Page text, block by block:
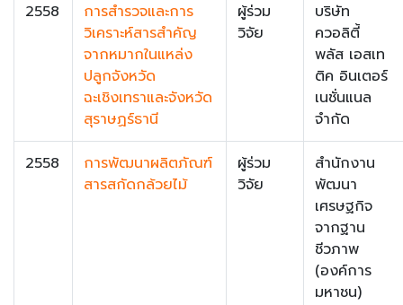
2558
การสำรวจและการ
วิเคราะห์สารสำคัญ
จากหมากในแหล่ง
ปลูกจังหวัด
ฉะเชิงเทราและจังหวัด
สุราษฏร์ธานี
ผู้ร่วม
วิจัย
บริษัท
ควอลิตี้
พลัส เอสเท
ติค อินเตอร์
เนชั่นแนล
จำกัด
2558
การพัฒนาผลิตภัณฑ์
สารสกัดกล้วยไม้
ผู้ร่วม
วิจัย
สำนักงาน
พัฒนา
เศรษฐกิจ
จากฐาน
ชีวภาพ
(องค์การ
มหาชน)